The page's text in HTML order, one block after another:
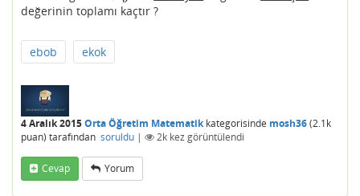
değerinin toplamı kaçtır ?
ebob ekok
4 Aralık 2015Orta Öğretim Matematikkategorisinde mosh36(2.1k
puan) tarafından soruldu | 2k kez görüntülendi
Cevap Yorum